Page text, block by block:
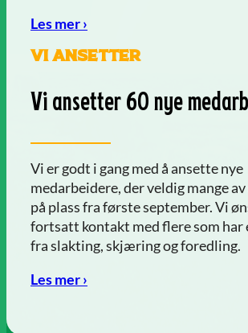
Les mer ›
Vi ansetter
Vi ansetter 60 nye
Vi er godt i gang med å ansette nye
medarbeidere, der veldig mange
på plass fra første september. Vi
fortsatt kontakt med flere som har
fra slakting, skjæring og foredling.
Les mer ›